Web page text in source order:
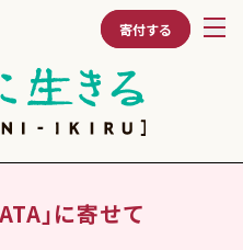
寄付する
｣に寄せて